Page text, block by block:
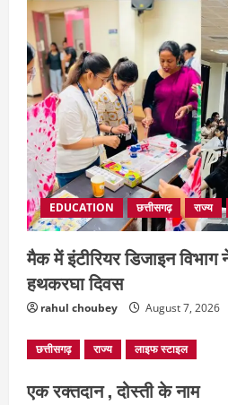
August 7,
EDUCATION छत्तीसगढ़ राज्य
मैक में इंटीरियर डिजाइन विभाग
हथकरघा दिवस
rahul choubey August 7, 2026
छत्तीसगढ़ राज्य लाइफ स्टाइल
एक रक्तदान , दोस्ती के नाम